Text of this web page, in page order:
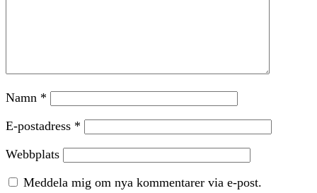
Namn *
E-postadress *
Webbplats
Meddela mig om nya kommentarer via e-post.